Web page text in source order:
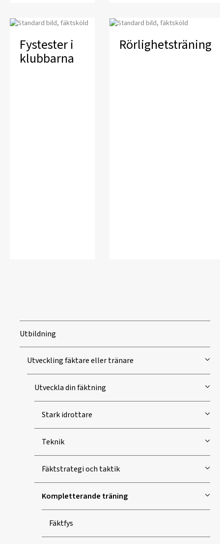
Fystester i
klubbarna
Rörlighetsträning
Utbildning
Utveckling fäktare eller tränare
Utveckla din fäktning
Stark idrottare
Teknik
Fäktstrategi och taktik
Kompletterande träning
Fäktfys